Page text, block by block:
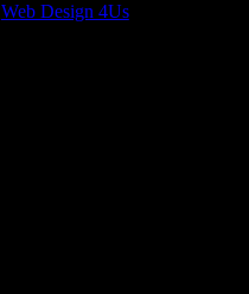
Web Design 4Us